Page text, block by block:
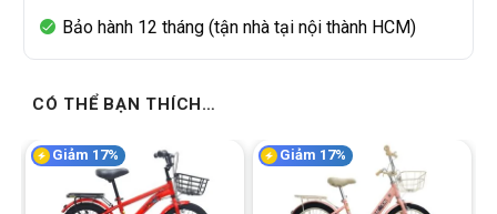
Bảo hành 12 tháng (tận nhà tại nội thành HCM)
CÓ THỂ BẠN THÍCH…
Giảm 17% Giảm 17%